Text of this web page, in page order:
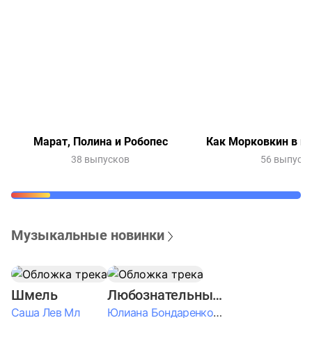
Марат, Полина и Робопес
38 выпусков
Как Морковкин в
56
Музыкальные новинки
Шмель
Саша Лев Мл
Любознательные Дети
Юлиана Бондаренко & Амелия Колпакова & Егор Егоров & Валерия Шевченко & Ксюша Косичкина